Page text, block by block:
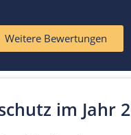
Weitere Bewertungen
im Jahr